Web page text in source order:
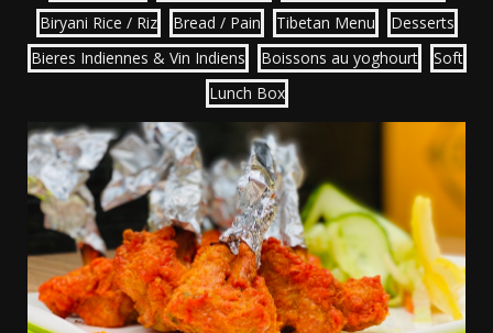
Biryani Rice / Riz
Bread / Pain Tibetan Menu
Desserts
Bieres Indiennes & Vin Indiens
Boissons au yoghourt
Soft
Lunch Box